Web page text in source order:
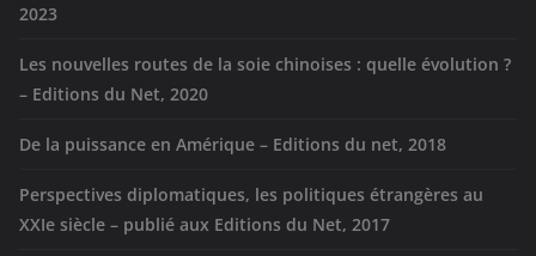
2023
Les nouvelles routes de la soie chinoises : quelle évolution ?
– Editions du Net, 2020
De la puissance en Amérique – Editions du net, 2018
Perspectives diplomatiques, les politiques étrangères au
XXIe siècle – publié aux Editions du Net, 2017